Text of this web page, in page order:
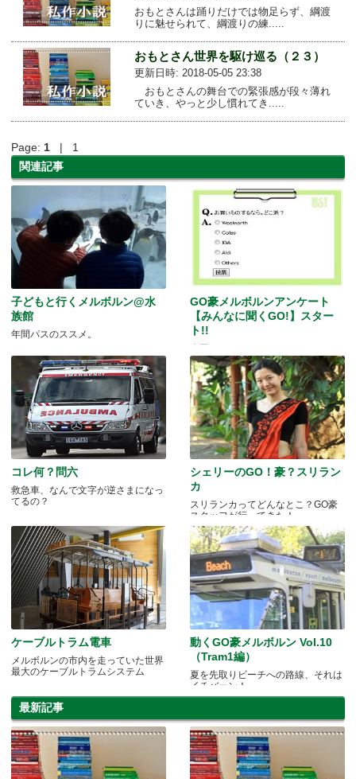
おもとさんは踊りだけでは物足らず、綱渡
りに魅せられて、綱渡りの練.....
おもとさん世界を駆け巡る（２３）
更新日時: 2018-05-05 23:38
おもとさんの舞台での緊張感が段々薄れ
ていき、やっと少し慣れてき.....
Page: 1 | 1
関連記事
子どもと行くメルボルン@水
族館
年間パスのススメ。
GO豪メルボルンアンケート
【みんなに聞くGO!】スター
ト!!
今回のテーマはこちら！
コレ何？問六
救急車、なんで文字が逆さまになっ
てるの？
シェリーのGO！豪？スリラン
カ
スリランカってどんなとこ？GO豪
スタッフが行ってきた！
ケーブルトラム電車
メルボルンの市内を走っていた世界
最大のケーブルトラムシステム
動くGO豪メルボルン Vol.10
（Tram1編）
夏を先取りビーチへの路線、それは
イチバーン！
最新記事